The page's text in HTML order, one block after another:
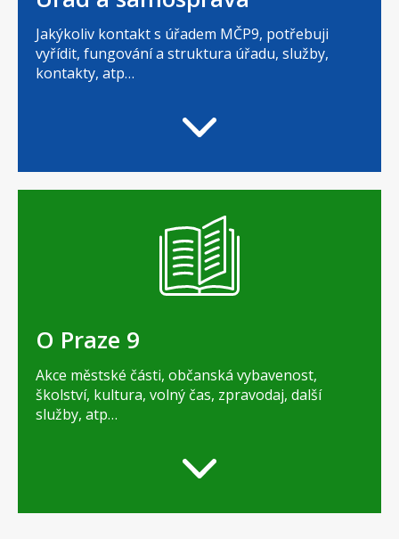
Jakýkoliv kontakt s úřadem MČP9, potřebuji
vyřídit, fungování a struktura úřadu, služby,
kontakty, atp…
O Praze 9
Akce městské části, občanská vybavenost,
školství, kultura, volný čas, zpravodaj, další
služby, atp…